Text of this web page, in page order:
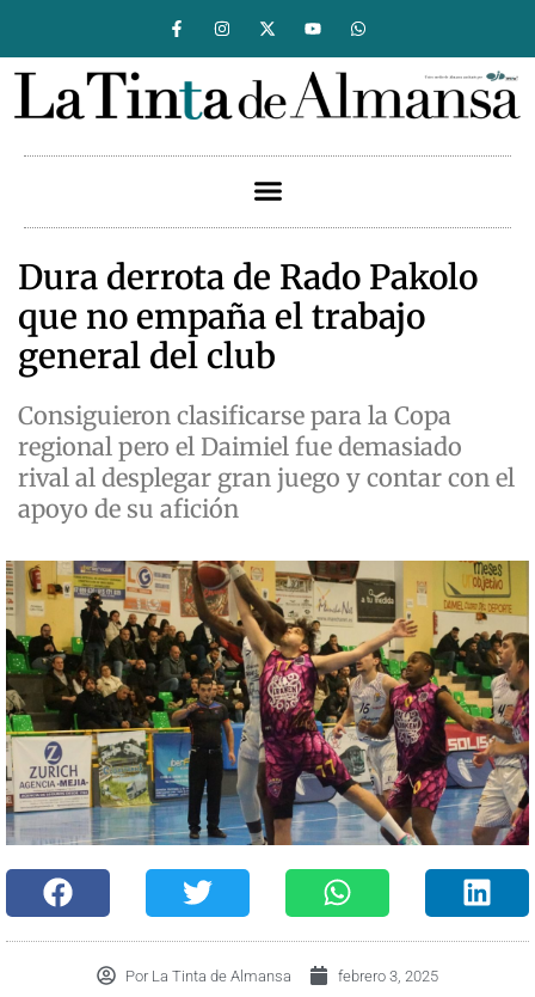
Dura derrota de Rado Pakolo
que no empaña el trabajo
general del club
Consiguieron clasificarse para la Copa
regional pero el Daimiel fue demasiado
rival al desplegar gran juego y contar con el
apoyo de su afición
Por La Tinta de Almansa
febrero 3, 2025